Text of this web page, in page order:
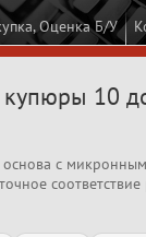
Оценка Б/У
10
основа с